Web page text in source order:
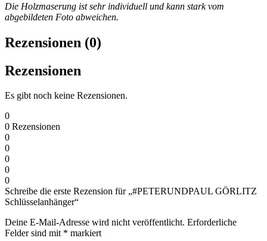
Die Holzmaserung ist sehr individuell und kann stark vom
abgebildeten Foto abweichen.
Rezensionen (0)
Rezensionen
Es gibt noch keine Rezensionen.
0
0 Rezensionen
0
0
0
0
0
Schreibe die erste Rezension für „#PETERUNDPAUL GÖRLITZ
Schlüsselanhänger“
Deine E-Mail-Adresse wird nicht veröffentlicht. Erforderliche
Felder sind mit * markiert